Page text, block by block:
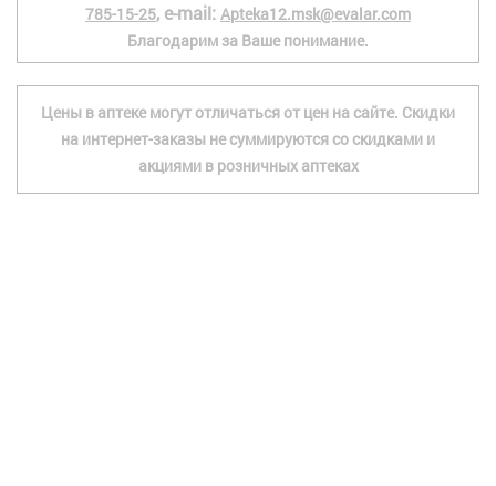
785-15-25, e-mail: Apteka12.msk@evalar.com
Благодарим за Ваше понимание.
Цены в аптеке могут отличаться от цен на сайте. Скидки
на интернет-заказы не суммируются со скидками и
акциями в розничных аптеках